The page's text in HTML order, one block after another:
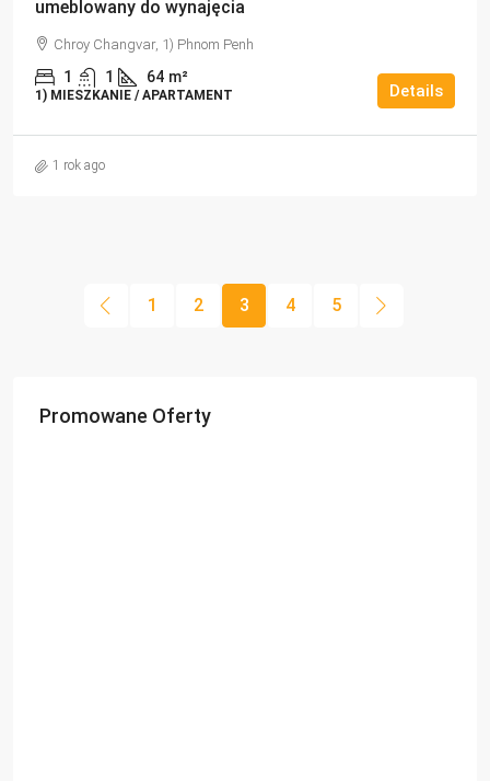
umeblowany do wynajęcia
Chroy Changvar, 1) Phnom Penh
1 1 64 m²
1) MIESZKANIE / APARTAMENT Details
1 rok ago
1 2 3 4 5
Promowane Oferty